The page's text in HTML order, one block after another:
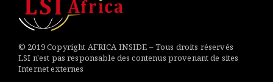
© 2019 Copyright AFRICA INSIDE – Tous droits réservés
LSI n'est pas responsable des contenus provenant de sites
Internet externes